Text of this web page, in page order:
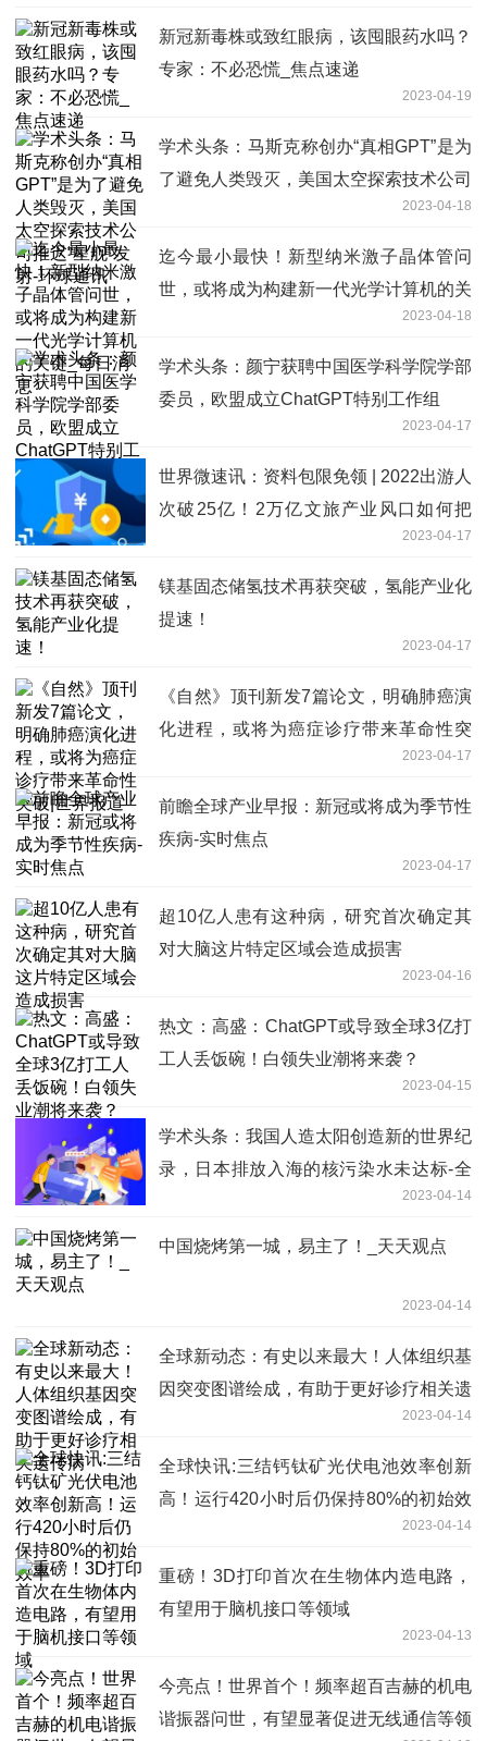
新冠新毒株或致红眼病，该囤眼药水吗？
专家：不必恐慌_焦点速递
2023-04-19
学术头条：马斯克称创办“真相GPT”是为
了避免人类毁灭，美国太空探索技术公司
2023-04-18
迄今最小最快！新型纳米激子晶体管问
世，或将成为构建新一代光学计算机的关
2023-04-18
学术头条：颜宁获聘中国医学科学院学部
委员，欧盟成立ChatGPT特别工作组
2023-04-17
世界微速讯：资料包限免领 | 2022出游人
次破25亿！2万亿文旅产业风口如何把
2023-04-17
镁基固态储氢技术再获突破，氢能产业化
提速！
2023-04-17
《自然》顶刊新发7篇论文，明确肺癌演
化进程，或将为癌症诊疗带来革命性突
2023-04-17
前瞻全球产业早报：新冠或将成为季节性
疾病-实时焦点
2023-04-17
超10亿人患有这种病，研究首次确定其
对大脑这片特定区域会造成损害
2023-04-16
热文：高盛：ChatGPT或导致全球3亿打
工人丢饭碗！白领失业潮将来袭？
2023-04-15
学术头条：我国人造太阳创造新的世界纪
录，日本排放入海的核污染水未达标-全
2023-04-14
中国烧烤第一城，易主了！_天天观点
2023-04-14
全球新动态：有史以来最大！人体组织基
因突变图谱绘成，有助于更好诊疗相关遗
2023-04-14
全球快讯:三结钙钛矿光伏电池效率创新
高！运行420小时后仍保持80%的初始效
2023-04-14
重磅！3D打印首次在生物体内造电路，
有望用于脑机接口等领域
2023-04-13
今亮点！世界首个！频率超百吉赫的机电
谐振器问世，有望显著促进无线通信等领